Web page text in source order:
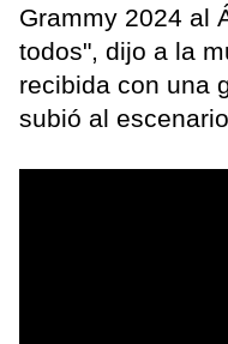
Grammy 2024 al
todos", dijo a la
recibida con una
subió al